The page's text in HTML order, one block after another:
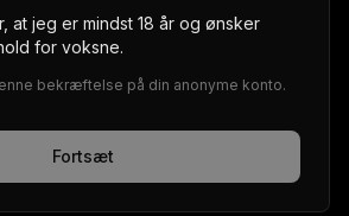
jeg er mindst 18 år og ønsker
for voksne.
bekræftelse på din anonyme konto.
Fortsæt